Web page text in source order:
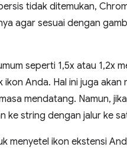
tidak ditemukan,
agar sesuai dengan
seperti 1,5x atau 1,2x
Anda. Hal ini juga akan
mendatang. Namun,
ke string dengan jalur ke
menyetel ikon ekstensi